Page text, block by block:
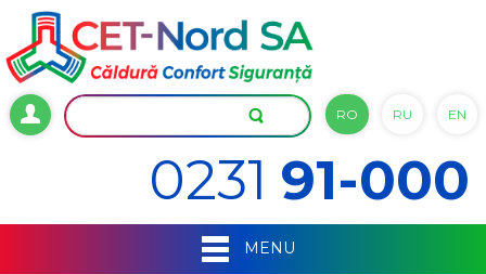
RO RU EN
0231 91-000
MENU